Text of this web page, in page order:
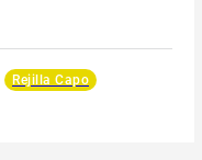
Rejilla Capo